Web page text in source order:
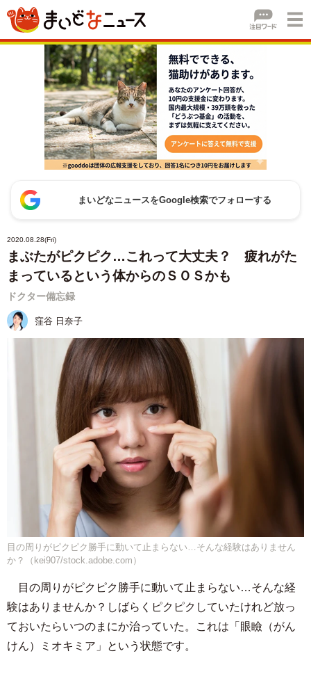
まいどなニュースをGoogle検索でフォローする
2020.08.28(Fri)
まぶたがピクピク…これって大丈夫？ 疲れがた
まっているという体からのＳＯＳかも
ドクター備忘録
窪谷 日奈子
目の周りがピクピク勝手に動いて止まらない…そんな経験はありません
か？（kei907/stock.adobe.com）
目の周りがピクピク勝手に動いて止まらない…そんな経
験はありませんか？しばらくピクピクしていたけれど放っ
ておいたらいつのまにか治っていた。これは「眼瞼（がん
けん）ミオキミア」という状態です。